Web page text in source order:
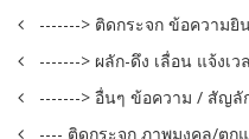
-------> ติดกระจก ข้อความ
-------> ผลัก-ดึง เลื่อน แจ้งเว
-------> อื่นๆ ข้อความ / สัญ
---- ติดกระจก ภาพมงคล/ตก